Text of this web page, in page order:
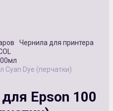
Чернила для принтера
Cyan Dye (перчатки)
Epson 100